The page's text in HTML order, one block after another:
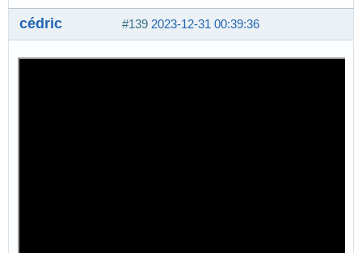
#139 2023-12-31 00:39:36
cédric